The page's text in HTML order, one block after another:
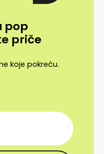
pop
priče
koje pokreću.